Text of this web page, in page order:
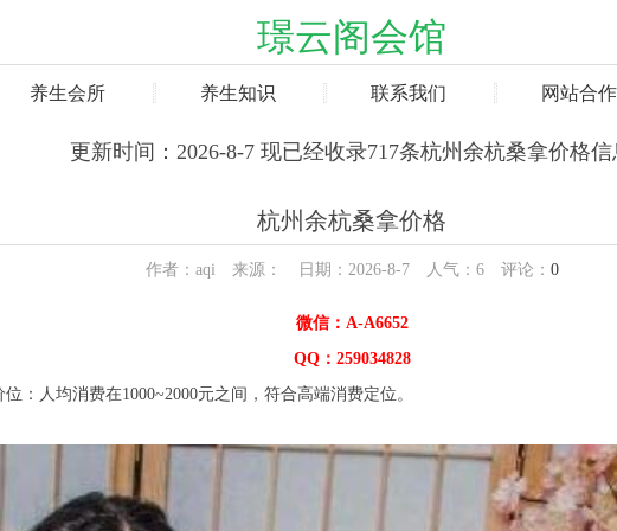
璟云阁会馆
养生会所 养生知识 联系我们 网站合作
更新时间：2026-8-7 现已经收录717条杭州余杭桑拿价格信
杭州余杭桑拿价格
作者：aqi 来源： 日期：2026-8-7 人气： 6评论： 0
微信：A-A6652
QQ：259034828
人均消费在1000~2000元之间，符合高端消费定位。